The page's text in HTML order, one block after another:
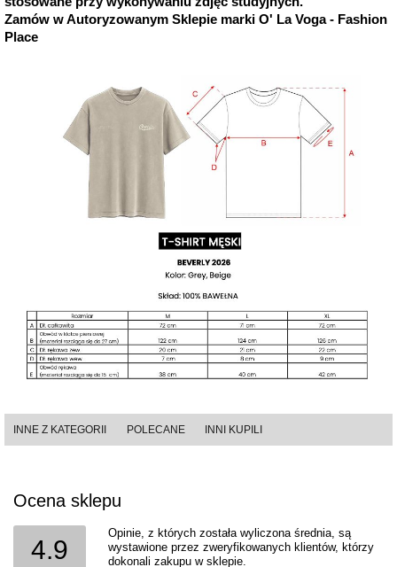
Zamów w Autoryzowanym Sklepie marki O' La Voga - Fashion
Place
INNE Z KATEGORII POLECANE INNI KUPILI
Ocena sklepu
4.9
Opinie, z których została wyliczona średnia, są
wystawione przez zweryfikowanych klientów, którzy
dokonali zakupu w sklepie.